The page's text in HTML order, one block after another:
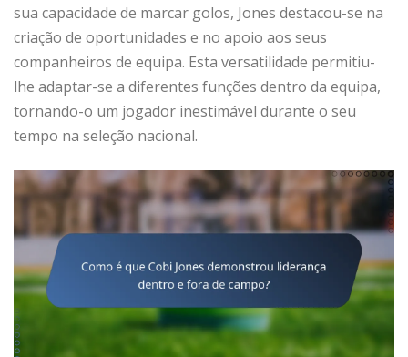
sua capacidade de marcar golos, Jones destacou-se na
criação de oportunidades e no apoio aos seus
companheiros de equipa. Esta versatilidade permitiu-
lhe adaptar-se a diferentes funções dentro da equipa,
tornando-o um jogador inestimável durante o seu
tempo na seleção nacional.